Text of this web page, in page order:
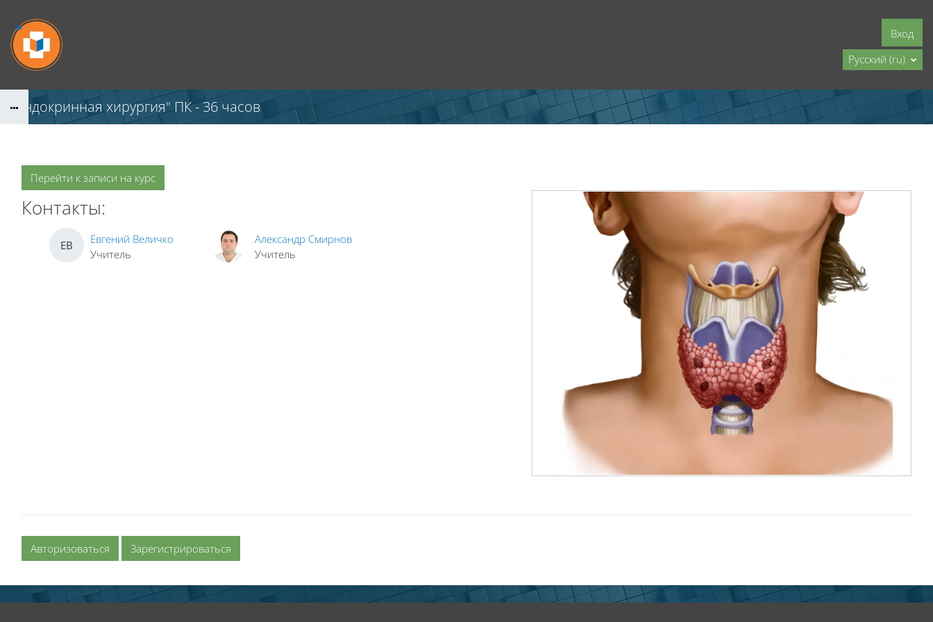
Вход
Русский ‎(ru)‎
"Эндокринная хирургия" ПК - 36 часов
Перейти к записи на курс
Контакты:
ЕВ
Евгений Величко
Учитель
Александр Смирнов
Учитель
Авторизоваться Зарегистрироваться